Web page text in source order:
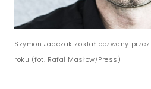
Szymon Jadczak został pozwany
roku (fot. Rafał Masłow/Press)